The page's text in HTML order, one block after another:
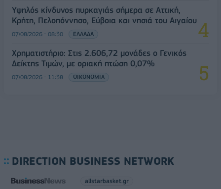
Υψηλός κίνδυνος πυρκαγιάς σήμερα σε Αττική,
Κρήτη, Πελοπόννησο, Εύβοια και νησιά του Αιγαίου
07/08/2026 - 08:30 ΕΛΛΑΔΑ
Χρηματιστήριο: Στις 2.606,72 μονάδες ο Γενικός
Δείκτης Τιμών, με οριακή πτώση 0,07%
07/08/2026 - 11:38 ΟΙΚΟΝΟΜΙΑ
DIRECTION BUSINESS NETWORK
allstarbasket.gr